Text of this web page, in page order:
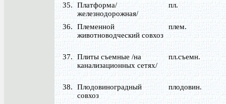
35.
Платформа/
железнодорожная/
пл.
36.
Племенной
животноводческий совхоз
плем.
37.
Плиты съемные /на
канализационных сетях/
пл.съемн.
38.
Плодовиноградный
совхоз
плодовин.